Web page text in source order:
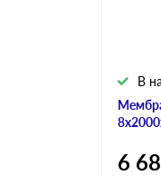
В
6